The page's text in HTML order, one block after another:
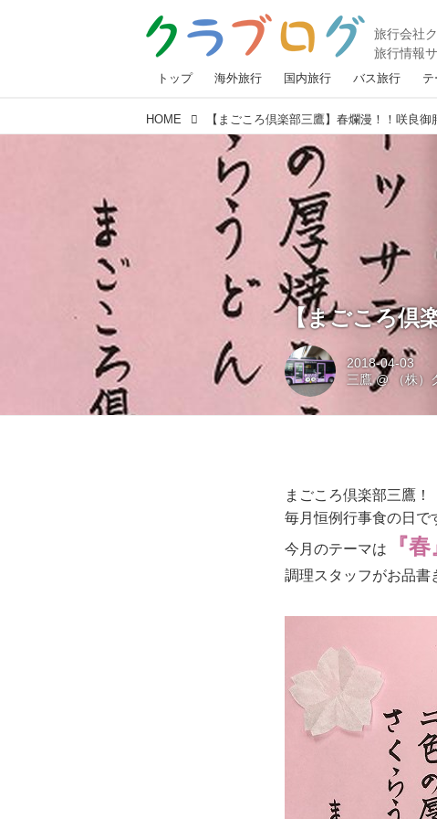
トップ 海外旅行 国内旅行 バス旅行 テ
HOME 【まごころ倶楽部三鷹】春爛漫！！咲良御
【まごころ倶
2018-04-03
三鷹@ （株
まごころ倶楽部三鷹！
毎月恒例行事食の日で
今月のテーマは
『春
調理スタッフがお品書